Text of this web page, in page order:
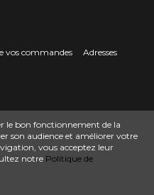
vos commandes
Adresses
Borne
0624436257
le bon fonctionnement de la
son audience et améliorer votre
vous acceptez leur
notre Politique de